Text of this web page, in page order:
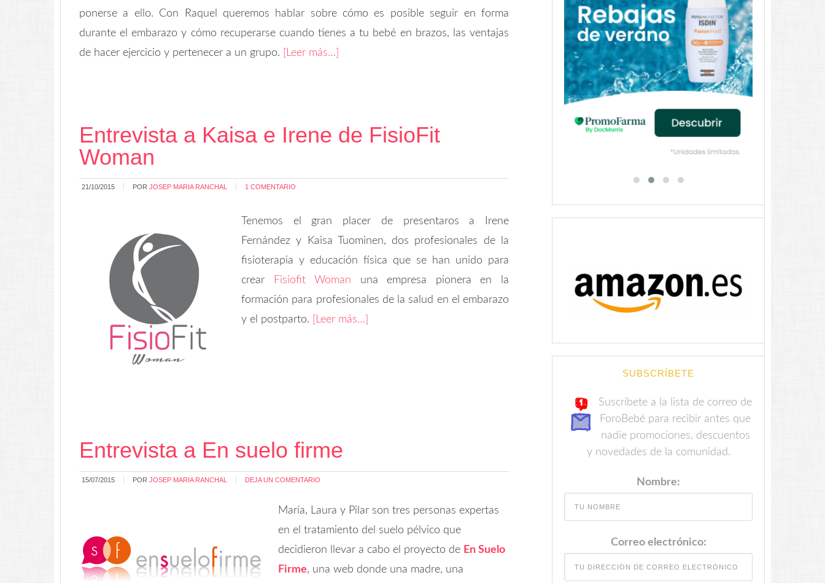
ponerse a ello. Con Raquel queremos hablar sobre cómo es posible seguir en forma
durante el embarazo y cómo recuperarse cuando tienes a tu bebé en brazos, las ventajas
de hacer ejercicio y pertenecer a un grupo.
[Leer más…]
Entrevista a Kaisa e Irene de FisioFit
Woman
21/10/2015 POR JOSEP MARIA RANCHAL 1 COMENTARIO
Tenemos el gran placer de presentaros a Irene
Fernández y Kaisa Tuominen, dos profesionales de la
fisioterapia y educación física que se han unido para
crear
Fisiofit Woman una empresa pionera en la
formación para profesionales de la salud en el embarazo
y el postparto.
[Leer más…]
Entrevista a En suelo firme
15/07/2015 POR JOSEP MARIA RANCHAL DEJA UN COMENTARIO
María, Laura y Pilar son tres personas expertas
en el tratamiento del suelo pélvico que
decidieron llevar a cabo el proyecto de En Suelo
Firme, una web donde una madre, una
SUBSCRÍBETE
Suscríbete a la lista de correo de
ForoBebé para recibir antes que
nadie promociones, descuentos
y novedades de la comunidad.
Nombre:
Correo electrónico: